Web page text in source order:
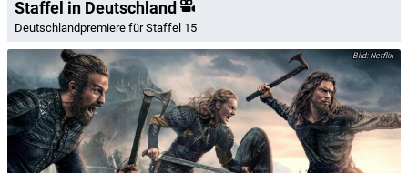
Staffel in Deutschland
Deutschlandpremiere für Staffel 15
Netflix